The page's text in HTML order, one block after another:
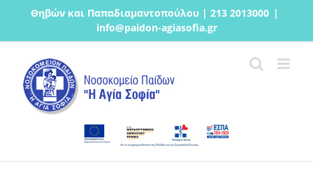
Μετάβαση
περιεχόμενο
Θηβών και Παπαδιαμαντοπούλου | 213 2013000 |
info@paidon-agiasofia.gr